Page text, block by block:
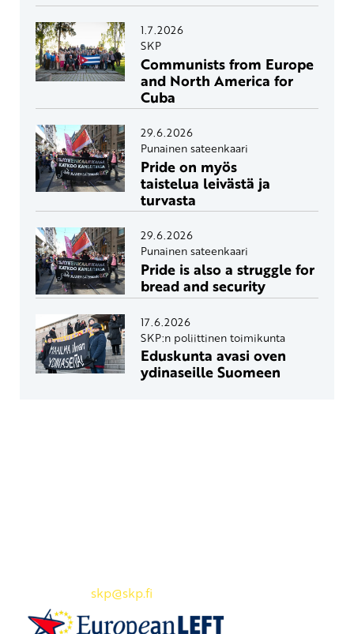
1.7.2026
SKP
Communists from Europe
and North America for
Cuba
29.6.2026
Punainen sateenkaari
Pride on myös
taistelua leivästä ja
turvasta
29.6.2026
Punainen sateenkaari
Pride is also a struggle for
bread and security
17.6.2026
SKP:n poliittinen toimikunta
Eduskunta avasi oven
ydinaseille Suomeen
skp@skp.fi